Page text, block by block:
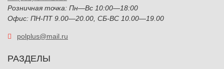
Розничная точка: Пн—Вс 10:00—18:00
Офис: ПН-ПТ 9.00—20.00, СБ-ВС 10.00—19.00
polplus@mail.ru
РАЗДЕЛЫ